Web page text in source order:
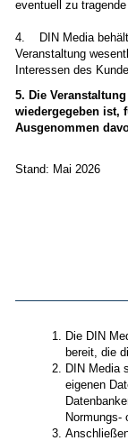
eventuell zu
4. DIN Media behält
Veranstaltung
Interessen des
5. Die
wiedergegeben ist,
Ausgenommen
Stand: Mai 2026
Die DIN
bereit, die
DIN Media
eigenen
Normungs-